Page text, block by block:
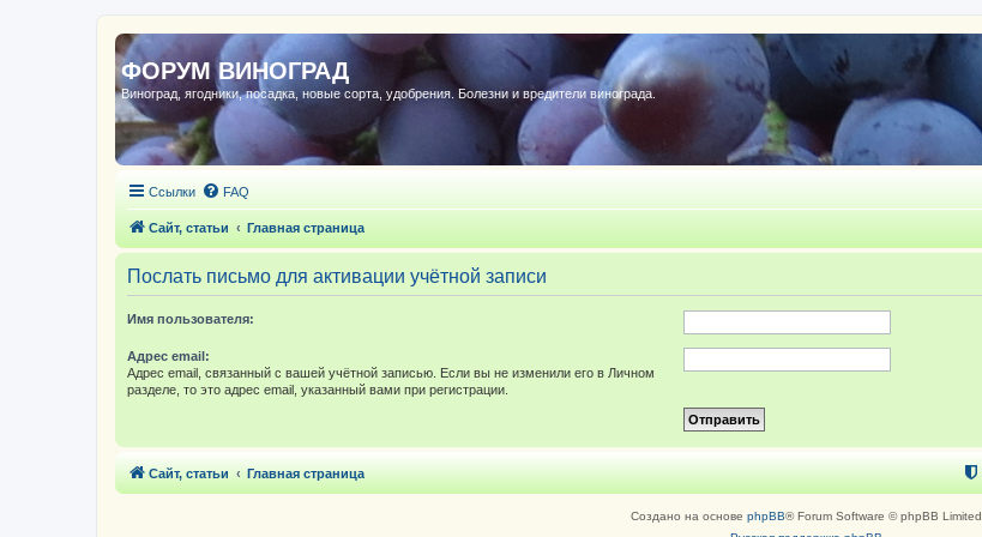
ФОРУМ ВИНОГРАД
Виноград, ягодники, посадка, новые сорта, удобрения. Болезни и вредители винограда.
Ссылки FAQ
Сайт, статьи Главная страница
Послать письмо для активации учётной записи
Имя пользователя:
Адрес email:
Адрес email, связанный с вашей учётной записью. Если вы не изменили его в Личном
разделе, то это адрес email, указанный вами при регистрации.
Сайт, статьи Главная страница
Создано на основе phpBB® Forum Software © phpBB Limited